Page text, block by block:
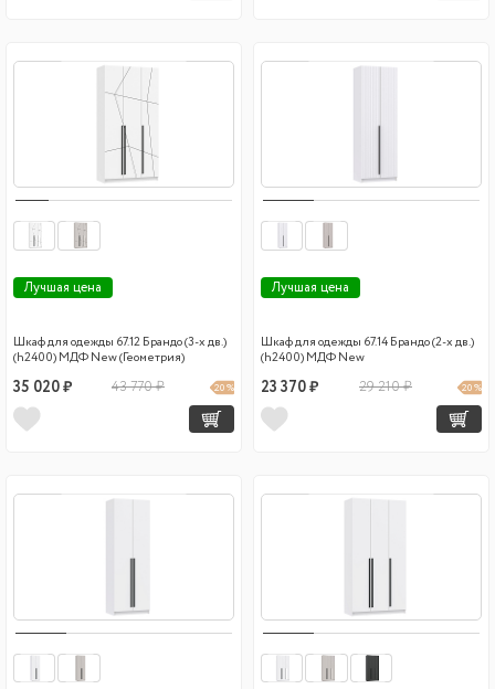
Лучшая цена
Шкаф для одежды 67.12 Брандо (3-х дв.)
(h2400) МДФ New (Геометрия)
35 020 ₽ 43 770 ₽ 20 %
Лучшая цена
Шкаф для одежды 67.14 Брандо (2-х дв.)
(h2400) МДФ New
23 370 ₽ 29 210 ₽ 20 %